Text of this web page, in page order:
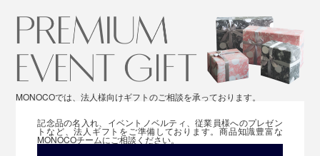
MONOCOでは、法人様向けギフトのご相談を承っております。
記念品の名入れ、イベントノベルティ、従業員様へのプレゼン
トなど、法人ギフトをご準備しております。商品知識豊富な
MONOCOチームにご相談ください。